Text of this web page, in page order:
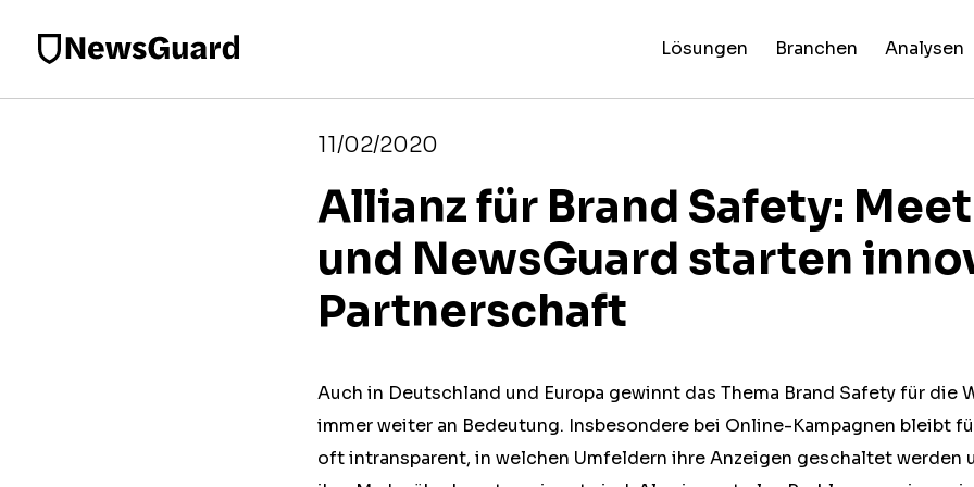
Lösungen Branchen
Alle
Analysen
11/02/2020
Allianz für Brand Safety:
und NewsGuard starten
Partnerschaft
Auch in Deutschland und Europa gewinnt das Thema Brand Safety für die
immer weiter an Bedeutung. Insbesondere bei Online-Kampagnen bleibt
oft intransparent, in welchen Umfeldern ihre Anzeigen geschaltet werden